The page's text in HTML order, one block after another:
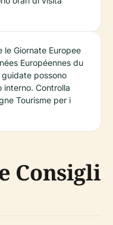
le Giornate Europee
Européennes du
possono
Controlla
Tourisme per i
Consigli